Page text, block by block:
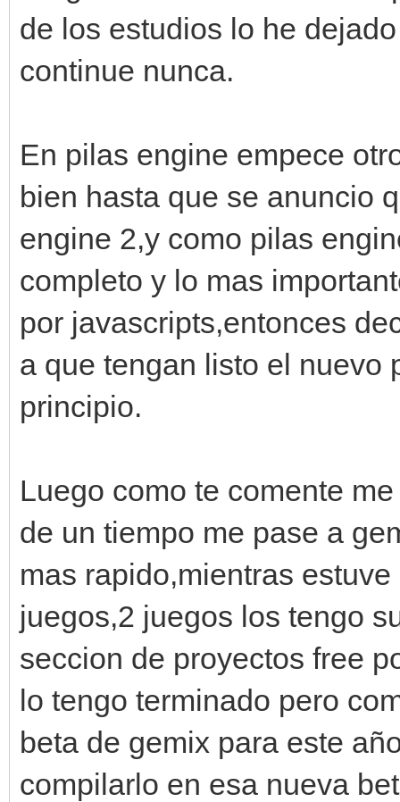
de los estudios lo he
continue nunca.
En pilas engine empece
bien hasta que se anuncio
engine 2,y como pilas
completo y lo mas
por javascripts,entonces
a que tengan listo el nuevo
principio.
Luego como te comente
de un tiempo me pase a
mas rapido,mientras
juegos,2 juegos los tengo
seccion de proyectos free
lo tengo terminado pero
beta de gemix para este
compilarlo en esa nueva